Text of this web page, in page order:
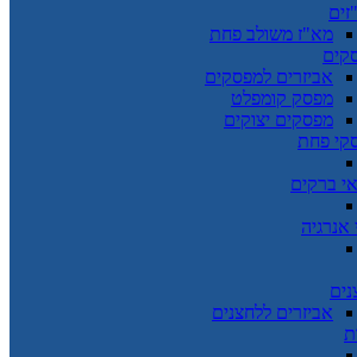
מא"ז משולב פחת
אביזרים למפסקים
מפסק קומפלט
מפסקים יצוקים
פחת
ברקים
אנרגיה
אביזרים ללחצנים